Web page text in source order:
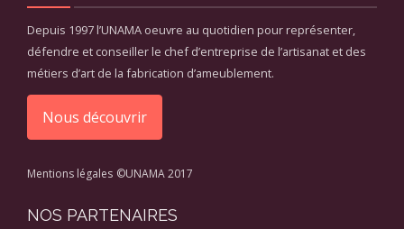
Depuis 1997 l’UNAMA oeuvre au quotidien pour représenter,
défendre et conseiller le chef d’entreprise de l’artisanat et des
métiers d’art de la fabrication d’ameublement.
Nous découvrir
Mentions légales ©UNAMA 2017
NOS PARTENAIRES